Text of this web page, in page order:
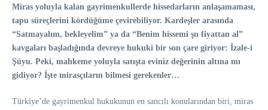
Miras yoluyla kalan gayrimenkullerde hissedarların anlaşamaması,
tapu süreçlerini kördüğüme çevirebiliyor. Kardeşler arasında
“Satmayalım, bekleyelim” ya da “Benim hissemi şu fiyattan al”
kavgaları başladığında devreye hukuki bir son çare giriyor: İzale-i
Şüyu. Peki, mahkeme yoluyla satışta eviniz değerinin altına mı
gidiyor? İşte mirasçıların bilmesi gerekenler…
Türkiye’de gayrimenkul hukukunun en sancılı konularından biri, miras